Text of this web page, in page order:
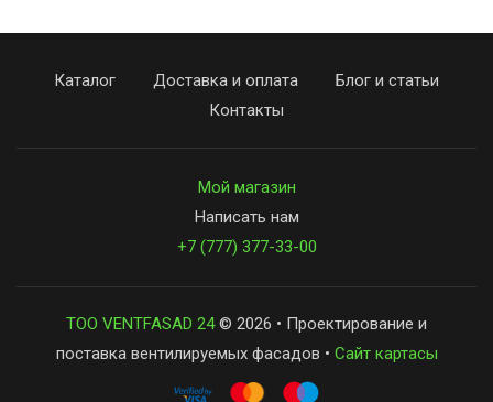
Каталог Доставка и оплата
Блог и статьи
Контакты
Мой магазин
Написать нам
+7 (777) 377-33-00
ТОО VENTFASAD 24© 2026 • Проектирование и
поставка вентилируемых фасадов • Сайт картасы